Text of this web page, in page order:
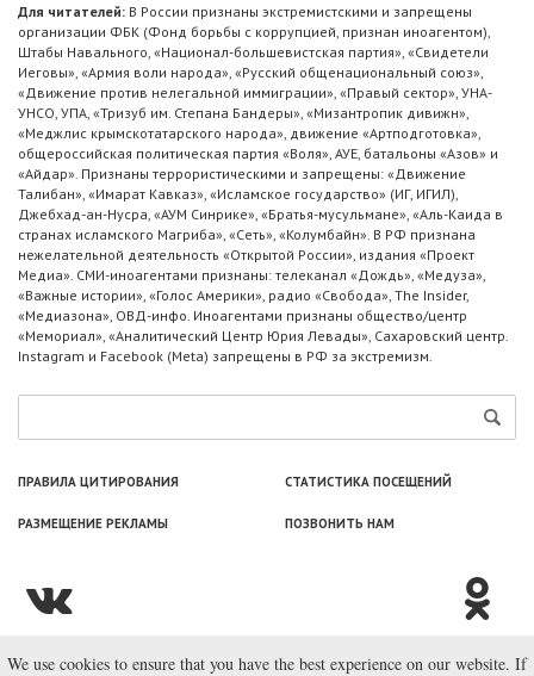
Для читателей: В России признаны экстремистскими и запрещены
организации ФБК (Фонд борьбы с коррупцией, признан иноагентом),
Штабы Навального, «Национал-большевистская партия», «Свидетели
Иеговы», «Армия воли народа», «Русский общенациональный союз»,
«Движение против нелегальной иммиграции», «Правый сектор», УНА-
УНСО, УПА, «Тризуб им. Степана Бандеры», «Мизантропик дивижн»,
«Меджлис крымскотатарского народа», движение «Артподготовка»,
общероссийская политическая партия «Воля», АУЕ, батальоны «Азов» и
«Айдар». Признаны террористическими и запрещены: «Движение
Талибан», «Имарат Кавказ», «Исламское государство» (ИГ, ИГИЛ),
Джебхад-ан-Нусра, «АУМ Синрике», «Братья-мусульмане», «Аль-Каида в
странах исламского Магриба», «Сеть», «Колумбайн». В РФ признана
нежелательной деятельность «Открытой России», издания «Проект
Медиа». СМИ-иноагентами признаны: телеканал «Дождь», «Медуза»,
«Важные истории», «Голос Америки», радио «Свобода», The Insider,
«Медиазона», ОВД-инфо. Иноагентами признаны общество/центр
«Мемориал», «Аналитический Центр Юрия Левады», Сахаровский центр.
Instagram и Facebook (Metа) запрещены в РФ за экстремизм.
ПРАВИЛА ЦИТИРОВАНИЯ СТАТИСТИКА ПОСЕЩЕНИЙ
РАЗМЕЩЕНИЕ РЕКЛАМЫ ПОЗВОНИТЬ НАМ
© ООО «Лаборатория Новоcтей», 2003—2026.
We use cookies to ensure that you have the best experience on our website. If